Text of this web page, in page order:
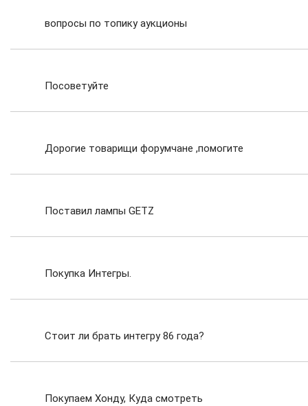
вопросы по топику аукционы
Посоветуйте
Дорогие товарищи форумчане ,помогите
Поставил лампы GETZ
Покупка Интегры.
Стоит ли брать интегру 86 года?
Покупаем Хонду, Куда смотреть